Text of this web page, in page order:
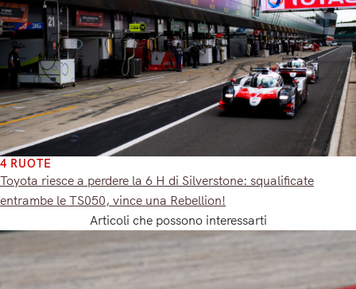
4 RUOTE
Toyota riesce a perdere la 6 H di Silverstone: squalificate
entrambe le TS050, vince una Rebellion!
Articoli che possono interessarti